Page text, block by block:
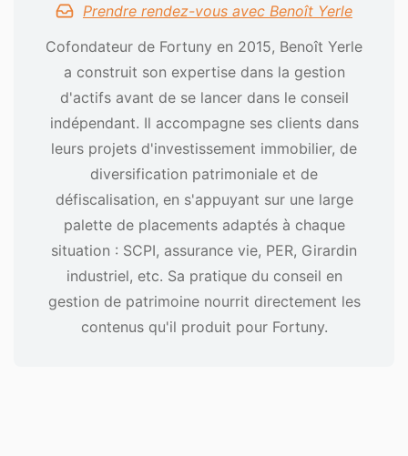
Prendre rendez-vous avec Benoît Yerle
Cofondateur de Fortuny en 2015, Benoît Yerle
a construit son expertise dans la gestion
d'actifs avant de se lancer dans le conseil
indépendant. Il accompagne ses clients dans
leurs projets d'investissement immobilier, de
diversification patrimoniale et de
défiscalisation, en s'appuyant sur une large
palette de placements adaptés à chaque
situation : SCPI, assurance vie, PER, Girardin
industriel, etc. Sa pratique du conseil en
gestion de patrimoine nourrit directement les
contenus qu'il produit pour Fortuny.